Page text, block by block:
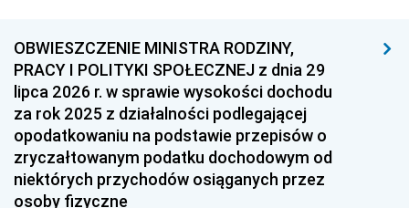
OBWIESZCZENIE MINISTRA RODZINY,
PRACY I POLITYKI SPOŁECZNEJ z dnia 29
lipca 2026 r. w sprawie wysokości dochodu
za rok 2025 z działalności podlegającej
opodatkowaniu na podstawie przepisów o
zryczałtowanym podatku dochodowym od
niektórych przychodów osiąganych przez
osoby fizyczne